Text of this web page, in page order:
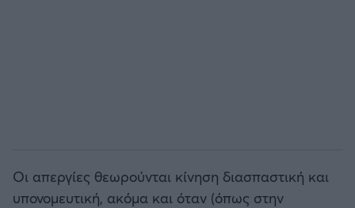
Οι απεργίες θεωρούνται κίνηση διασπαστική και
υπονομευτική, ακόμα και όταν (όπως στην